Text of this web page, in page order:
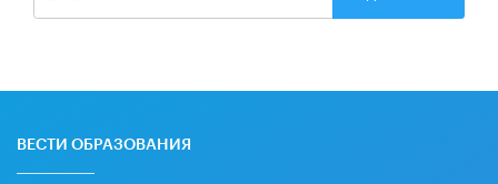
ВЕСТИ ОБРАЗОВАНИЯ